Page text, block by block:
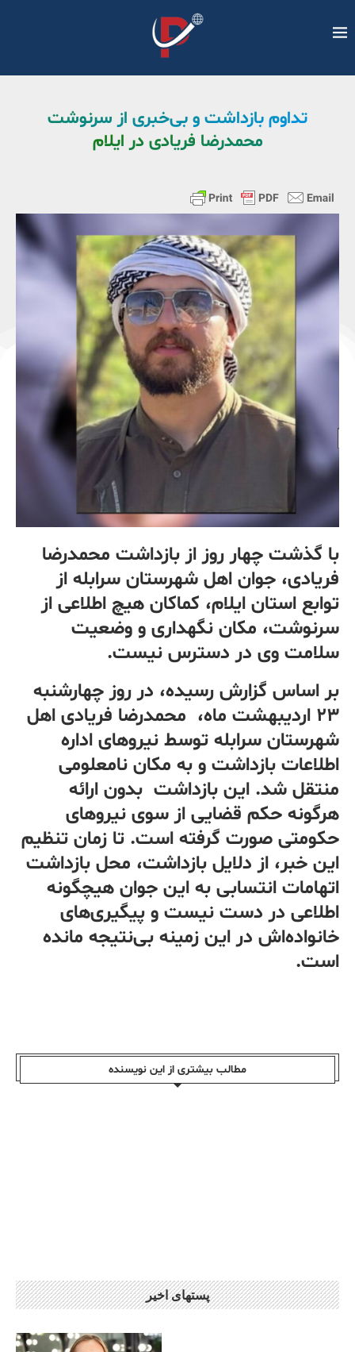
تداوم بازداشت و بی‌خبری از سرنوشت
محمدرضا فریادی در ایلام
با گذشت چهار روز از بازداشت محمدرضا
فریادی، جوان اهل شهرستان سرابله از
توابع استان ایلام، کماکان هیچ اطلاعی از
سرنوشت، مکان نگهداری و وضعیت
سلامت وی در دسترس نیست.
بر اساس گزارش رسیده، در روز چهارشنبه
۲۳ اردیبهشت ماه، محمدرضا فریادی اهل
شهرستان سرابله توسط نیروهای اداره
اطلاعات بازداشت و به مکان نامعلومی
منتقل شد. این بازداشت بدون ارائه
هرگونه حکم قضایی از سوی نیروهای
حکومتی صورت گرفته است. تا زمان تنظیم
این خبر، از دلایل بازداشت، محل بازداشت
اتهامات انتسابی به این جوان هیچگونه
اطلاعی در دست نیست و پیگیری‌های
خانواده‌اش در این زمینه بی‌نتیجه مانده
است.
مطالب بیشتری از این نویسندە
پستهای اخیر